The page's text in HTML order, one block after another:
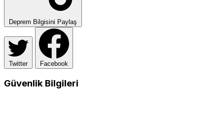
Deprem Bilgisini Paylaş
Twitter Facebook
Güvenlik Bilgileri